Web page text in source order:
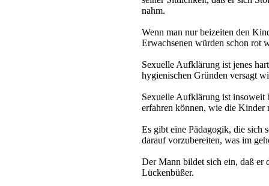
nahm.
Wenn man nur beizeiten den
Erwachsenen würden schon rot
Sexuelle Aufklärung ist jenes
hygienischen Gründen versagt
Sexuelle Aufklärung ist insoweit
erfahren können, wie die Kinder
Es gibt eine Pädagogik, die sich
darauf vorzubereiten, was im
Der Mann bildet sich ein, daß er
Lückenbüßer.